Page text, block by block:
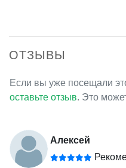
ОТЗЫВЫ
Если вы уже посещали
оставьте отзыв. Это
Алексей